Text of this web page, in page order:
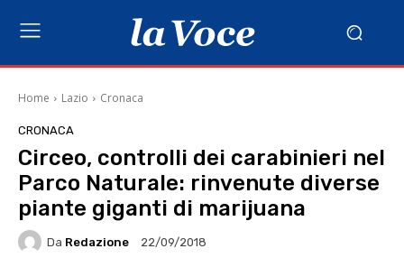
Home Lazio Cronaca
CRONACA
Circeo, controlli dei carabinieri nel
Parco Naturale: rinvenute diverse
piante giganti di marijuana
Da Redazione 22/09/2018